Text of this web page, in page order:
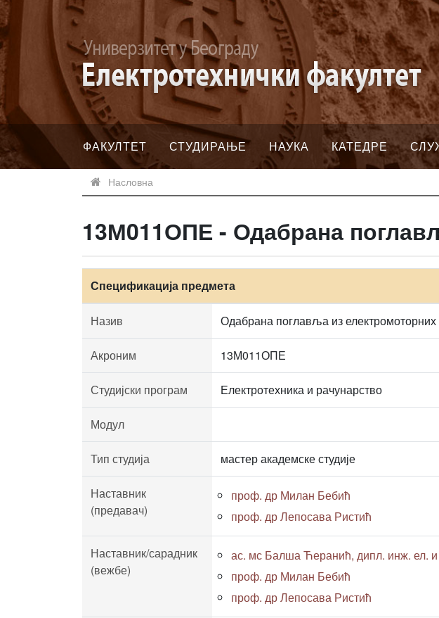
ФАКУЛТЕТ СТУДИРАЊЕ НАУКА КАТЕДРЕ
Насловна
13М011ОПЕ - Одабрана
Спецификација предмета
Назив Одабрана поглавља из електромоторних
Акроним 13М011ОПЕ
Студијски програм Електротехника и рачунарство
Модул
Тип студија мастер академске студије
Наставник
(предавач)
проф. др Милан Бебић
проф. др Лепосава Ристић
Наставник/сарадник
(вежбе)
ас. мс Балша Ћеранић, дипл. инж. ел. и
проф. др Милан Бебић
проф. др Лепосава Ристић